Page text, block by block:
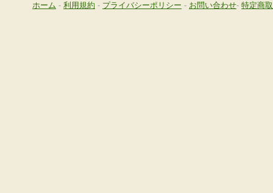
ホーム - 利用規約 - プライバシーポリシー - お問い合わせ- 特定商